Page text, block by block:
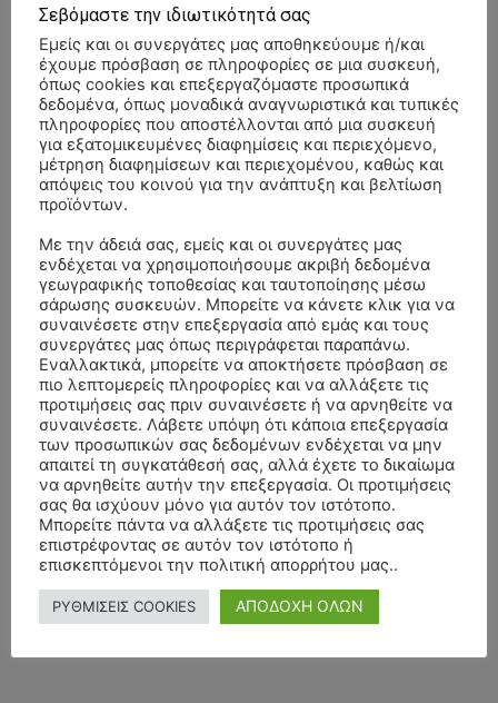
- Advertisment -
Σεβόμαστε την ιδιωτικότητά σας
Εμείς και οι συνεργάτες μας αποθηκεύουμε ή/και
έχουμε πρόσβαση σε πληροφορίες σε μια συσκευή,
όπως cookies και επεξεργαζόμαστε προσωπικά
δεδομένα, όπως μοναδικά αναγνωριστικά και τυπικές
πληροφορίες που αποστέλλονται από μια συσκευή
για εξατομικευμένες διαφημίσεις και περιεχόμενο,
μέτρηση διαφημίσεων και περιεχομένου, καθώς και
απόψεις του κοινού για την ανάπτυξη και βελτίωση
προϊόντων.
Με την άδειά σας, εμείς και οι συνεργάτες μας
ενδέχεται να χρησιμοποιήσουμε ακριβή δεδομένα
γεωγραφικής τοποθεσίας και ταυτοποίησης μέσω
σάρωσης συσκευών. Μπορείτε να κάνετε κλικ για να
συναινέσετε στην επεξεργασία από εμάς και τους
συνεργάτες μας όπως περιγράφεται παραπάνω.
Εναλλακτικά, μπορείτε να αποκτήσετε πρόσβαση σε
πιο λεπτομερείς πληροφορίες και να αλλάξετε τις
προτιμήσεις σας πριν συναινέσετε ή να αρνηθείτε να
συναινέσετε. Λάβετε υπόψη ότι κάποια επεξεργασία
των προσωπικών σας δεδομένων ενδέχεται να μην
απαιτεί τη συγκατάθεσή σας, αλλά έχετε το δικαίωμα
να αρνηθείτε αυτήν την επεξεργασία. Οι προτιμήσεις
σας θα ισχύουν μόνο για αυτόν τον ιστότοπο.
Μπορείτε πάντα να αλλάξετε τις προτιμήσεις σας
επιστρέφοντας σε αυτόν τον ιστότοπο ή
επισκεπτόμενοι την πολιτική απορρήτου μας..
ΡΥΘΜΙΣΕΙΣ COOKIES ΑΠΟΔΟΧΗ ΟΛΩΝ